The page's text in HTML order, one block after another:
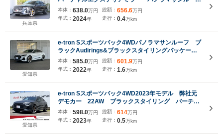
兵庫県
フ・4ゾーンAC・プライバシーガラス・カラードブレ
ーキキャリパーオレンジ・シートヒーター (フロント/
本体： 638.0万円
年式： 2024年
総額： 656.6万円
走行： 0.4万km
愛知県
e-tron Sスポーツバック4WDパノラマサンルーフ ブ
ラックAudirings&ブラックスタイリングパッケー
ジ 4ゾーンデラックスオートマチックエアコンディ
ショナー バーチャルエクステリアミラ カラードブ
レーキキャリパーオレンシ
本体： 585.0万円
年式： 2022年
総額： 601.9万円
走行： 1.6万km
愛知県
e-tron Sスポーツバック4WD2023年モデル 弊社元
デモカー 22AW ブラックスタイリング バーチャ
ルエクステリアミラー デジタルマトリクスLED パ
ノラマサンルーフ ブラックレザーシート シートヒ
ーター 電動テールゲート 電動シート
本体： 598.0万円
年式： 2023年
総額： 614万円
走行： 0.5万km